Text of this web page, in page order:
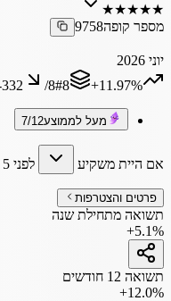
★
★
★
★
★
מספר קופה9758
יוני 2026
‎+11.97%
#8
/8
מעל לממוצע7/12
אם היית משקיע לפני 5 שנים
פרטים והצטרפות
תשואה מתחילת שנה
+5.1%
תשואה 12 חודשים
+12.0%